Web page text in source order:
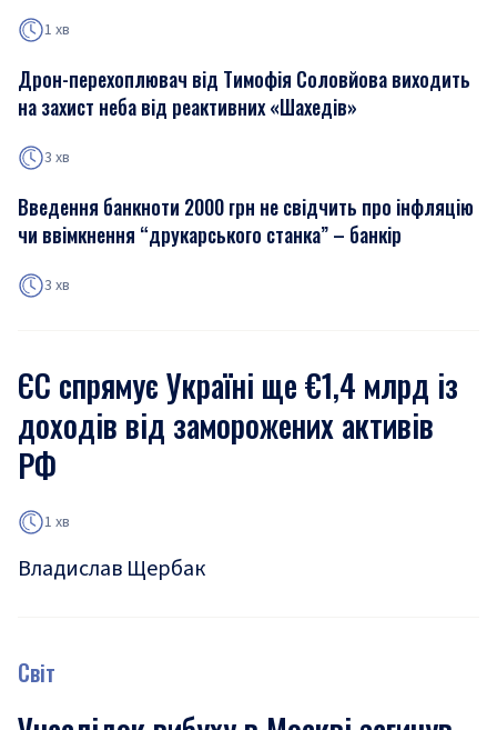
1 хв
Дрон-перехоплювач від Тимофія Соловйова виходить
на захист неба від реактивних «Шахедів»
3 хв
Введення банкноти 2000 грн не свідчить про інфляцію
чи ввімкнення “друкарського станка” – банкір
3 хв
ЄС спрямує Україні ще €1,4 млрд із
доходів від заморожених активів
РФ
1 хв
Владислав Щербак
Світ